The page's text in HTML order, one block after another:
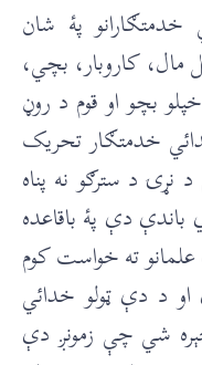
خدمتګارانو پۀ شان
مال، کاروبار، بچي،
بچو او قوم د روڼ
خدمتګار تحريک
د سترګو نه پناه
دې پۀ باقاعده
ته خواست کوم
د دې ټولو خدائي
شي چې زمونږ دې